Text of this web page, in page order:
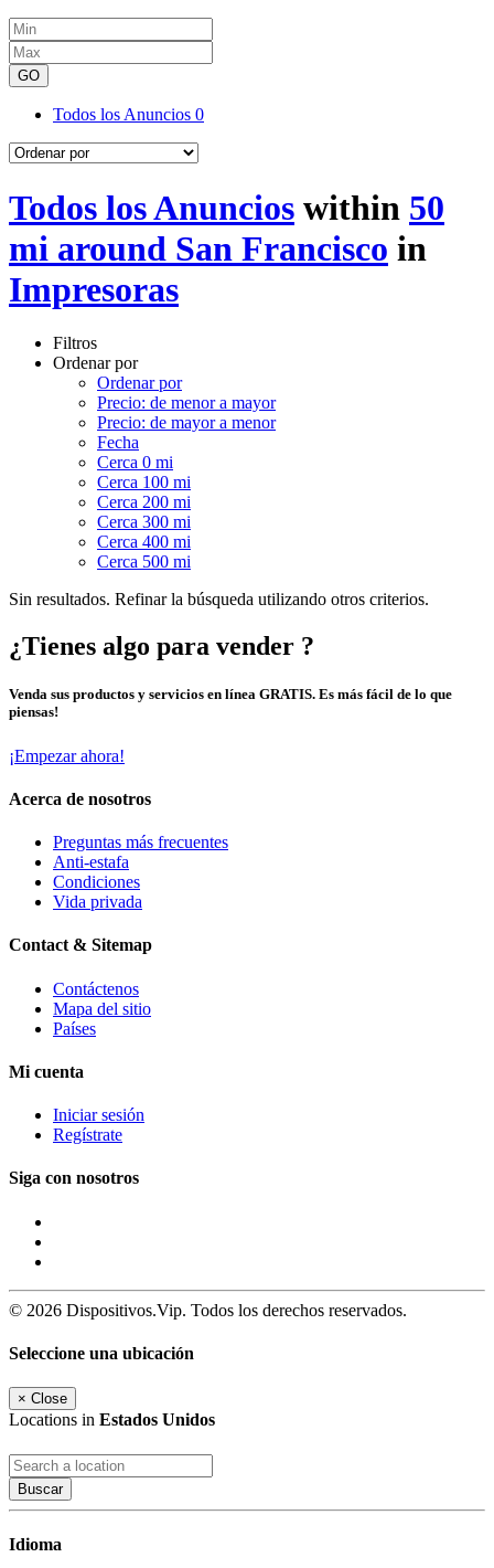
GO
Todos los Anuncios 0
Todos los Anuncios within 50
mi around San Francisco in
Impresoras
Filtros
Ordenar por
Ordenar por
Precio: de menor a mayor
Precio: de mayor a menor
Fecha
Cerca 0 mi
Cerca 100 mi
Cerca 200 mi
Cerca 300 mi
Cerca 400 mi
Cerca 500 mi
Sin resultados. Refinar la búsqueda utilizando otros criterios.
¿Tienes algo para vender ?
Venda sus productos y servicios en línea GRATIS. Es más fácil de lo que
piensas!
¡Empezar ahora!
Acerca de nosotros
Preguntas más frecuentes
Anti-estafa
Condiciones
Vida privada
Contact & Sitemap
Contáctenos
Mapa del sitio
Países
Mi cuenta
Iniciar sesión
Regístrate
Siga con nosotros
© 2026 Dispositivos.Vip. Todos los derechos reservados.
Seleccione una ubicación
× Close
Locations in Estados Unidos
Buscar
Idioma